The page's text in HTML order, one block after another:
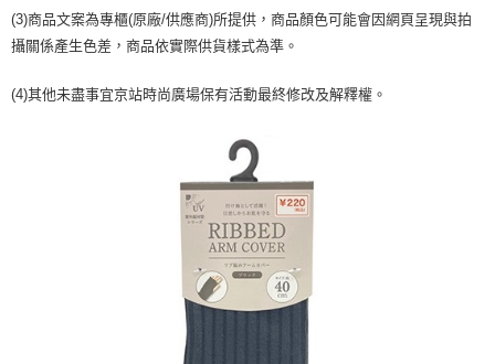
【注意事項】
1.本服務係由「台灣大哥大股份有限公司」（以下簡稱本公司）所提供，讓
買賣價金債權讓與本公司後，依約使用本公司帳單繳交帳款。
2.基於同意付款使用「大哥付你分期」之契約關係目的，商店將以您的個人
由本公司與您本人進行分期帳單所需資料之確認、核對及更正。
3.完整用戶服務條款，請詳閱以下連結：
３．收到繳費通知簡訊後14天內，點擊此簡訊中的連結，可透過四大超商／
ATM／網路銀行／等多元方式進行付款，方視為交易完成。
※ 請注意：結帳手續完成當下不需立刻繳費，但若您需要取消訂單，請聯絡
後付繳納相關費用。
https://netprotections.freshdesk.com/support/home
１．透過由恩沛科技股份有限公司提供之「AFTEE先享後付」服務完成之交
易，需依本服務之必要範圍內提供個人資料，並將交易相關給付款項請求債
權轉讓予恩沛科技股份有限公司。
２．關於個人資料處理事宜，請瀏覽以下網址：
https://aftee.tw/terms/#terms3
３．未成年的使用者請事先徵得法定代理人或監護人之同意方可使用
「AFTEE先享後付」，若未經同意申辦者引起之損失，本公司不負相關責
宅配
請自備購物袋，若需購買紙袋可現場詢問
(3)商品文案為專櫃(原廠/供應商)所提供，商品顏色可能會因網頁呈現與拍
攝關係產生色差，商品依實際供貨樣式為準。
(4)其他未盡事宜京站時尚廣場保有活動最終修改及解釋權。